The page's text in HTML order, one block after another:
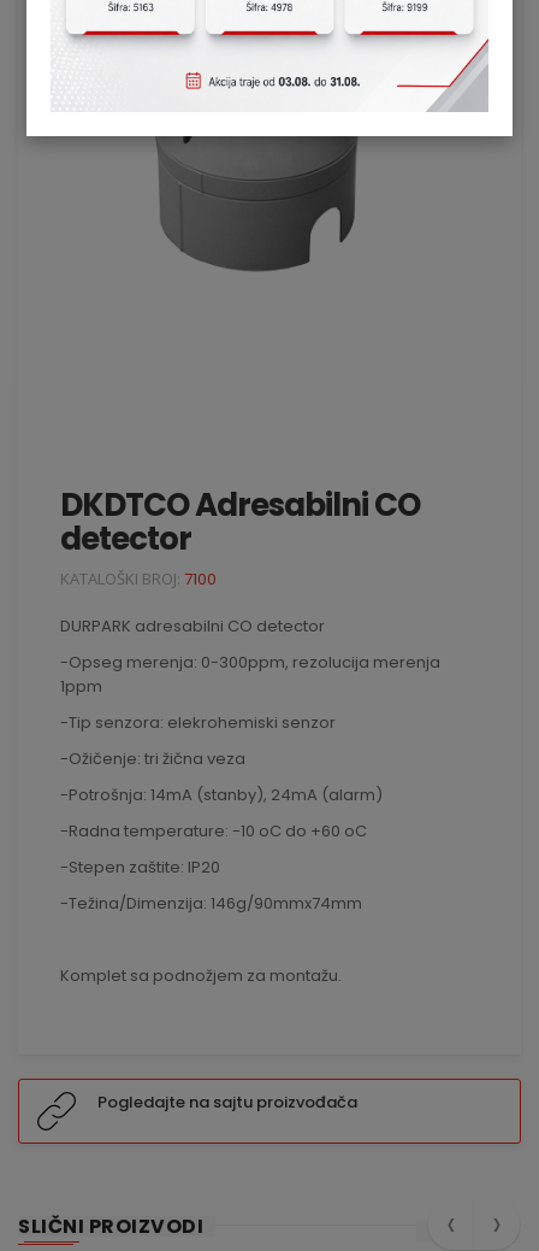
DKDTCO Adresabilni CO
detector
KATALOŠKI BROJ: 7100
DURPARK adresabilni CO detector
-Opseg merenja: 0-300ppm, rezolucija merenja
1ppm
-Tip senzora: elekrohemiski senzor
-Ožičenje: tri žična veza
-Potrošnja: 14mA (stanby), 24mA (alarm)
-Radna temperature: -10 oC do +60 oC
-Stepen zaštite: IP20
-Težina/Dimenzija: 146g/90mmx74mm
Komplet sa podnožjem za montažu.
Pogledajte na sajtu proizvođača
SLIČNI PROIZVODI ‹ ›